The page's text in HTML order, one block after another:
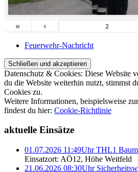
« ‹
Feuerwehr-Nachricht
Datenschutz & Cookies: Diese Website
du die Website weiterhin nutzt, stimmst
Cookies zu.
Weitere Informationen, beispielsweise
findest du hier: Cookie-Richtlinie
aktuelle Einsätze
01.07.2026 11:49Uhr THL1
Einsatzort: AÖ12, Höhe Weitfeld
21.06.2026 08:30Uhr